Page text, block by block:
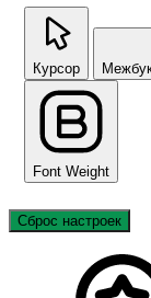
Курсор
Font Weight
Сброс настроек